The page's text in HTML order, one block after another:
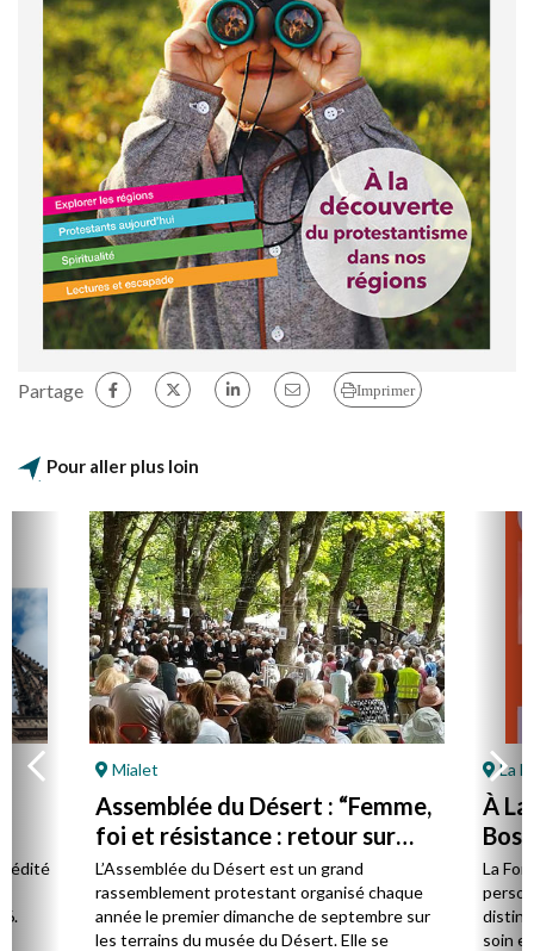
Partage Imprimer
Pour aller plus loin
édité
Mialet
Assemblée du Désert : “Femme,
foi et résistance : retour sur
Marie Durand”
L’Assemblée du Désert est un grand
rassemblement protestant organisé chaque
année le premier dimanche de septembre sur
les terrains du musée du Désert. Elle se
La
À
par
La
soin